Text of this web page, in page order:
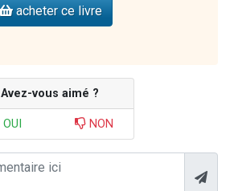
acheter ce livre
Avez-vous aimé ?
OUI NON